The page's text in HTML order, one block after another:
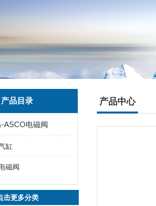
产品目录
ASCO电磁阀
缸
磁阀
击更多分类
产品中心